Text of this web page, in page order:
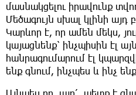
մասնակցելու իրավունք
Մեծագույն սխալ կլինի այդ
Կարևոր է, որ ամեն մեկս,
կայացնենք՝ ինչպիսին էլ
հանրագումարում էլ
ենք գնում, ինչպես և ինչ